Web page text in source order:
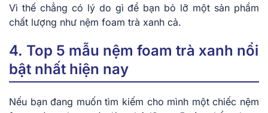
Vì thế chẳng có lý do gì để bạn bỏ lỡ một sản phẩm
chất lượng như nệm foam trà xanh cả.
4. Top 5 mẫu nệm foam trà xanh nổi
bật nhất hiện nay
Nếu bạn đang muốn tìm kiếm cho mình một chiếc nệm